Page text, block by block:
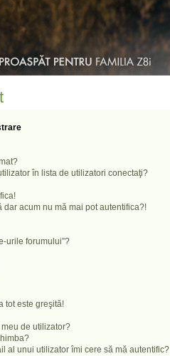
în lista de utilizatori conectaţi?
dar acum nu mă mai pot autentifica?!
urile forumului”?
tot este greşită!
de utilizator?
al unui utilizator îmi cere să mă autentific?